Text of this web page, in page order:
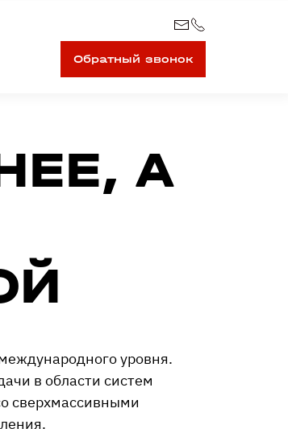
Обратный звонок
А
уровня.
в области систем
сверхмассивными